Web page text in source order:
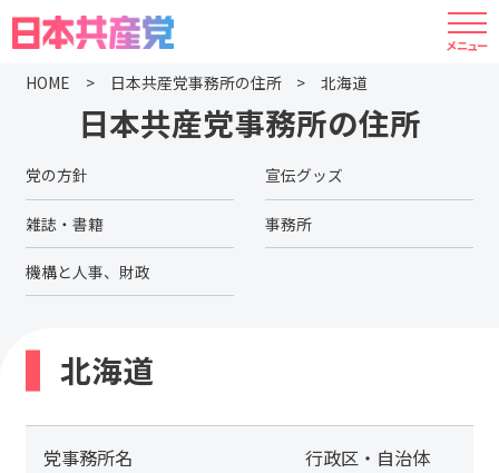
HOME 日本共産党事務所の住所 北海道
日本共産党事務所の住所
党の方針 宣伝グッズ
雑誌・書籍 事務所
機構と人事、財政
北海道
党事務所名 行政区・自治体